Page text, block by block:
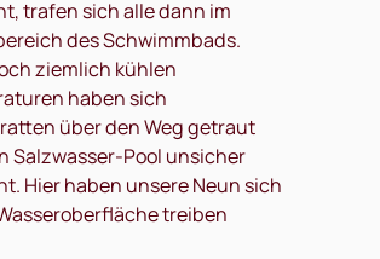
trafen sich alle dann im
des Schwimmbads.
ziemlich kühlen
haben sich
über den Weg getraut
Salzwasser-Pool unsicher
Hier haben unsere Neun sich
treiben